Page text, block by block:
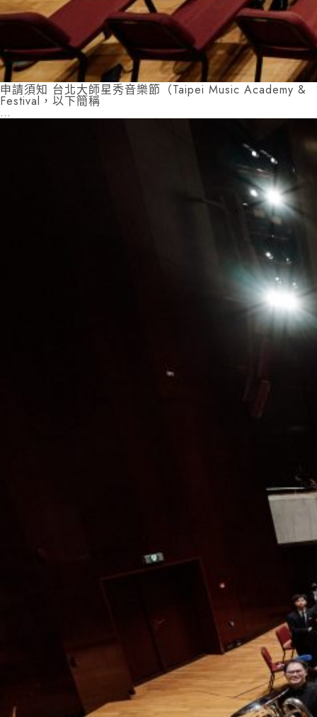
申請須知 台北大師星秀音樂節（Taipei Music Academy &
Festival，以下簡稱
…